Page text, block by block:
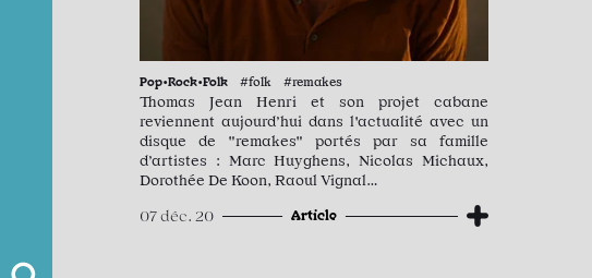
Pop•Rock•Folk #folk #remakes
Thomas Jean Henri et son projet cabane
reviennent aujourd’hui dans l'actualité avec un
disque de "remakes" portés par sa famille
d’artistes : Marc Huyghens, Nicolas Michaux,
Dorothée De Koon, Raoul Vignal…
07 déc. 20 Article